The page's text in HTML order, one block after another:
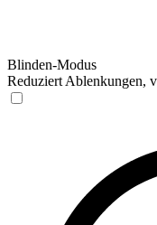
Blinden-Modus
Reduziert Ablenkungen,